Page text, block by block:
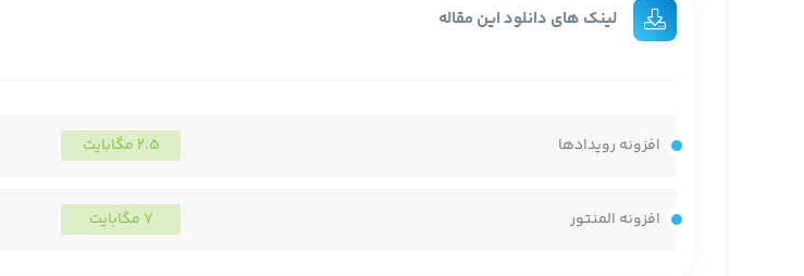
لینک های دانلود این مقاله
افزونه رویدادها ۲.۵ مگابایت
افزونه المنتور 7 مگابایت